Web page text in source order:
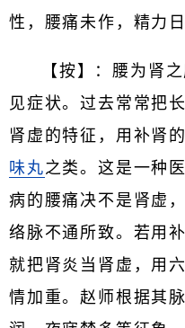
性，腰痛未作，精力
【按】：腰为肾
见症状。过去常常把
肾虚的特征，用补肾
味丸之类。这是一种
病的腰痛决不是肾虚
络脉不通所致。若用
就把肾炎当肾虚，用
情加重。赵师根据其